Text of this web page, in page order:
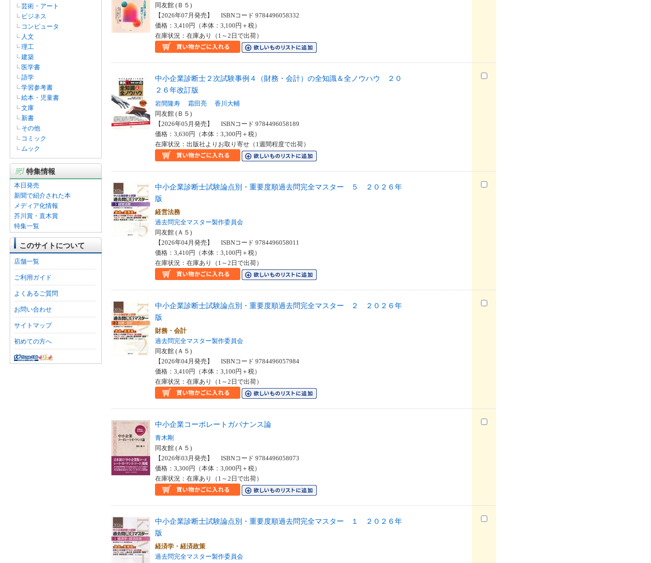
芸術・アート
ビジネス
コンピュータ
人文
理工
建築
医学書
語学
学習参考書
絵本・児童書
文庫
新書
その他
コミック
ムック
特集情報
本日発売
新聞で紹介された本
メディア化情報
芥川賞・直木賞
特集一覧
このサイトについて
店舗一覧
ご利用ガイド
よくあるご質問
お問い合わせ
サイトマップ
初めての方へ
同友館 (Ｂ５)
【2026年07月発売】 ISBNコード 9784496058332
価格：3,410円（本体：3,100円＋税）
在庫状況：在庫あり（1～2日で出荷）
中小企業診断士２次試験事例４（財務・会計）の全知識＆全ノウハウ ２０
２６年改訂版
岩間隆寿 霜田亮
香川大輔
同友館 (Ｂ５)
【2026年05月発売】 ISBNコード 9784496058189
価格：3,630円（本体：3,300円＋税）
在庫状況：出版社よりお取り寄せ（1週間程度で出荷）
中小企業診断士試験論点別・重要度順過去問完全マスター ５ ２０２６年
版
経営法務
過去問完全マスター製作委員会
同友館 (Ａ５)
【2026年04月発売】 ISBNコード 9784496058011
価格：3,410円（本体：3,100円＋税）
在庫状況：在庫あり（1～2日で出荷）
中小企業診断士試験論点別・重要度順過去問完全マスター ２ ２０２６年
版
財務・会計
過去問完全マスター製作委員会
同友館 (Ａ５)
【2026年04月発売】 ISBNコード 9784496057984
価格：3,410円（本体：3,100円＋税）
在庫状況：在庫あり（1～2日で出荷）
中小企業コーポレートガバナンス論
青木剛
同友館 (Ａ５)
【2026年03月発売】 ISBNコード 9784496058073
価格：3,300円（本体：3,000円＋税）
在庫状況：在庫あり（1～2日で出荷）
中小企業診断士試験論点別・重要度順過去問完全マスター １ ２０２６年
版
経済学・経済政策
過去問完全マスター製作委員会